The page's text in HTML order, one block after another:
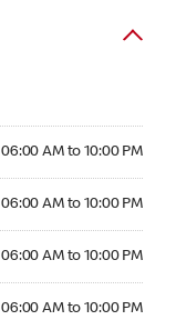
06:00 AM to 10:00 PM
06:00 AM to 10:00 PM
06:00 AM to 10:00 PM
06:00 AM to 10:00 PM